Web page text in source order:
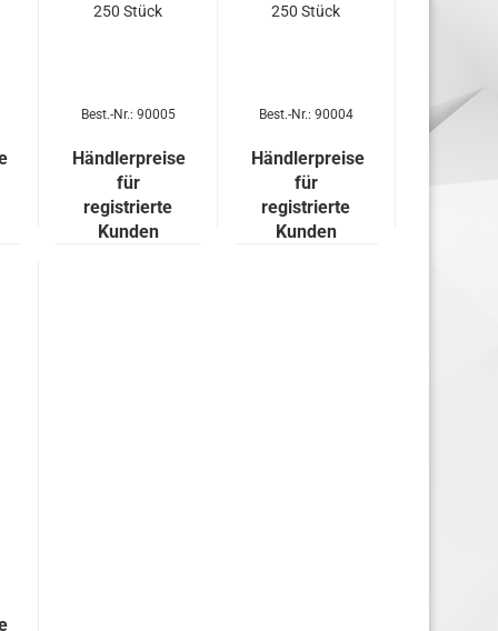
250 Stück
Best.-Nr.: 90005
Händlerpreise
für
registrierte
Kunden
250 Stück
Best.-Nr.: 90004
Händlerpreise
für
registrierte
Kunden